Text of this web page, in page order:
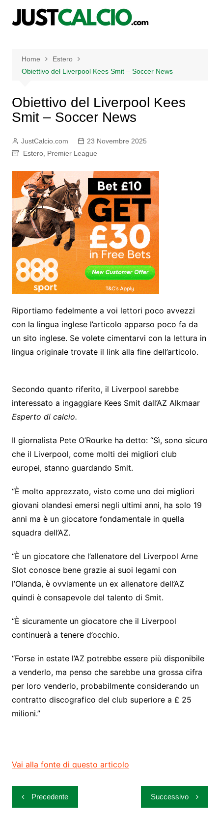
Home
Estero
Obiettivo del Liverpool Kees Smit – Soccer News
Obiettivo del Liverpool Kees
Smit – Soccer News
JustCalcio.com
23 Novembre 2025
Estero, Premier League
Riportiamo fedelmente a voi lettori poco avvezzi
con la lingua inglese l’articolo apparso poco fa da
un sito inglese. Se volete cimentarvi con la lettura in
lingua originale trovate il link alla fine dell’articolo.
Secondo quanto riferito, il Liverpool sarebbe
interessato a ingaggiare Kees Smit dall’AZ Alkmaar
Esperto di calcio.
Il giornalista Pete O’Rourke ha detto: “Sì, sono sicuro
che il Liverpool, come molti dei migliori club
europei, stanno guardando Smit.
“È molto apprezzato, visto come uno dei migliori
giovani olandesi emersi negli ultimi anni, ha solo 19
anni ma è un giocatore fondamentale in quella
squadra dell’AZ.
“È un giocatore che l’allenatore del Liverpool Arne
Slot conosce bene grazie ai suoi legami con
l’Olanda, è ovviamente un ex allenatore dell’AZ
quindi è consapevole del talento di Smit.
“È sicuramente un giocatore che il Liverpool
continuerà a tenere d’occhio.
“Forse in estate l’AZ potrebbe essere più disponibile
a venderlo, ma penso che sarebbe una grossa cifra
per loro venderlo, probabilmente considerando un
contratto discografico del club superiore a £ 25
milioni.”
Vai alla fonte di questo articolo
Navigazione
articoli
Precedente Successivo